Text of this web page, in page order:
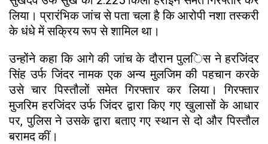
लिया। प्रारंभिक जांच से पता चला है कि आरोपी नशा तस्करी
के धंधे में सक्रिय रूप से शामिल था।
उन्होंने कहा कि आगे की जांच के दौरान पुलिस ने हरजिंदर
सिंह उर्फ जिंदर नामक एक अन्य मुलजिम की पहचान करके
उसे चार पिस्तौलों समेत गिरफ्तार कर लिया। गिरफ्तार
मुजरिम हरजिंदर उर्फ जिंदर द्वारा किए गए खुलासों के आधार
पर, पुलिस ने उसके द्वारा बताए गए स्थान से दो और पिस्तौल
बरामद कीं।